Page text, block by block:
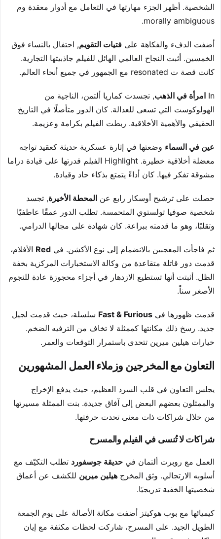
الشخصية. أظهر الجزء مهارتها في التعامل مع أدوار معقدة وم
morally ambiguous.
أضفت الدفء والفكاهة على فتيات التقويم, احتفال بالنساء فوق
الخمسين. أثبت النجاح العالمي الهائل للفيلم جاذبيتها التجارية.
كانت قصة ت resonated مع الجمهور في جميع أنحاء العالم.
In امرأة في الذهب, تجسدت كماريا ألتمن، الناجية من
الهولوكوست التي تسعى للعدالة. كان الدور متأصلًا في التاريخ
الحقيقي والأهمية الأخلاقية. ربطت الفيلم بكرامة وعزيمة.
عين في السماء وضعتها في إثارة عسكرية حديثة كعقيد تواجه
معضلة أخلاقية خطيرة. Highlight الفيلم قدرتها على قيادة دراما
مشوقة تفكر فيها. كان أداءً يتمتع بذكاء حاد وقيادة.
حصلت على ترشيح أوسكار رابع عن المحطة الأخيرة, تجسد
شخصية صوفيا تولستوي المتحمسة. تطلب الدور عمقًا عاطفيًا
وتقلبًا، وهو ما قدمته ببراعة. كان شهادة على مجالها الدرامي.
ثم فاجأت المعجبين بالانضمام إلى نوع الأكشن. في Red الأفلام،
قدمت دور قاتلة متقاعدة من وكالة الاستخبارات المركزية بخفة
الظل. أثبتت أنها تستطيع الازدهار في أجزاء محجوزة عادة للنجوم
الأصغر سناً.
قدمت ظهورها في Fast & Furious سلسلة، حيث قدمت لجيل
جديد. رسخ ذلك مكانتها كممثلة لا تخاف من الترفيه الضخم.
خيارات هيلين ميرين تتحدى باستمرار التوقعات والعمر.
التعاون مع المخرجين وزملاء العمل المشهورين
يجلس التعاون في قلب السرد العظيم، حيث يدفع الإخراج
والممثلون بعضهم البعض إلى آفاق جديدة. بنت الممثلة مسيرتها
من خلال شراكات ذات معنى تحدت حرفتها.
شراكات لا تُنسى في الفيلم والمسرح
العمل مع روبرت ألتمان في حديقة جوسفورد تطلب التكيّف مع
أسلوبه الارتجالي. وثق المخرج هيلين ميرين للكشف عن أعماق
شخصيتها الخفية تدريجيًا.
كيميائها مع بوب هوكيتز أضفت مكانة الأصالة على يوم الجمعة
الطويل الجيد. على المسرح، شاركت لحظات مكثفة مع إيان